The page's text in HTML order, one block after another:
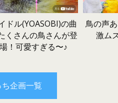
ドル(YOASOBI)の曲
くさんの鳥さんが登
場！可愛すぎる〜♪
鳥の声
激ム
ち企画一覧